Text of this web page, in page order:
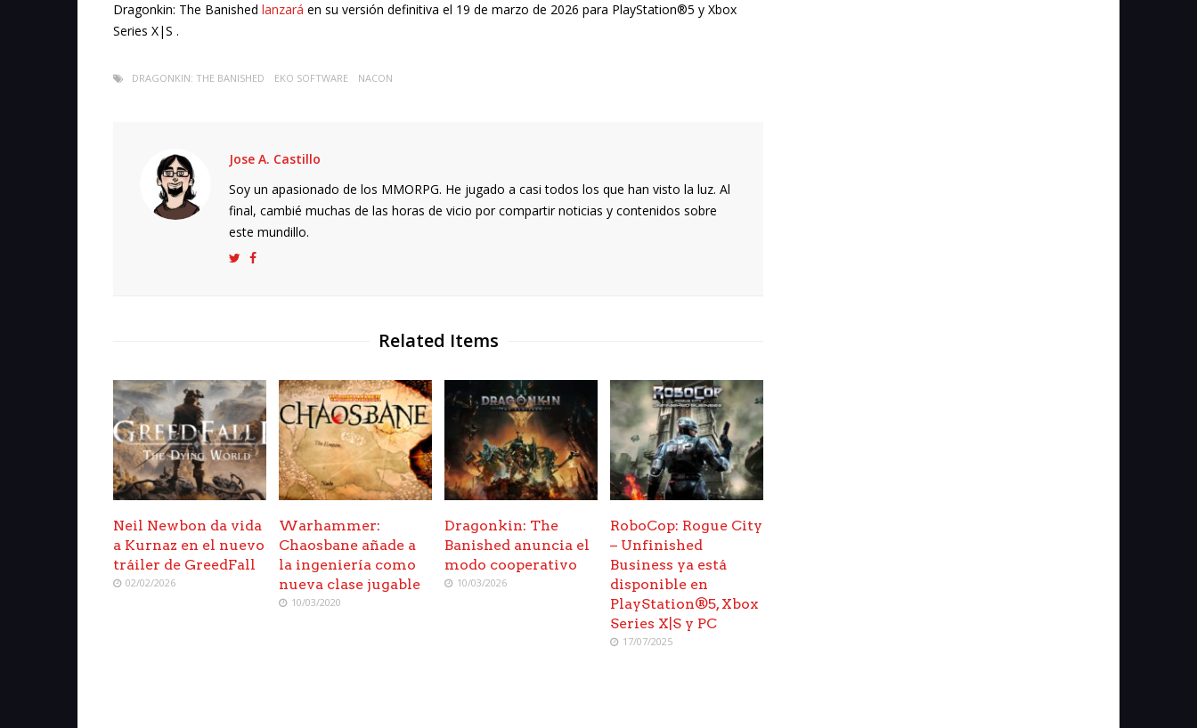
Dragonkin: The Banished lanzará en su versión definitiva el 19 de marzo de 2026 para PlayStation®5 y Xbox
Series X|S .
DRAGONKIN: THE BANISHED EKO SOFTWARE NACON
Jose A. Castillo
Soy un apasionado de los MMORPG. He jugado a casi todos los que han visto la luz. Al
final, cambié muchas de las horas de vicio por compartir noticias y contenidos sobre
este mundillo.
Related Items
Neil Newbon da vida
a Kurnaz en el nuevo
tráiler de GreedFall
02/02/2026
Warhammer:
Chaosbane añade a
la ingeniería como
nueva clase jugable
10/03/2020
Dragonkin: The
Banished anuncia el
modo cooperativo
10/03/2026
RoboCop: Rogue City
– Unfinished
Business ya está
disponible en
PlayStation®5, Xbox
Series X|S y PC
17/07/2025